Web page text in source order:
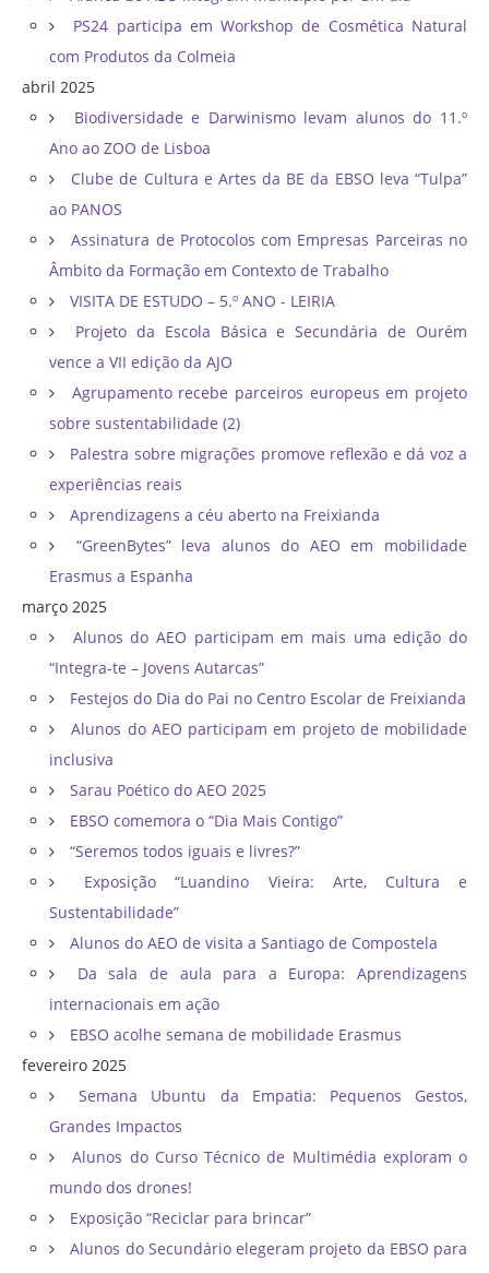
PS24 participa em Workshop de Cosmética Natural
com Produtos da Colmeia
abril 2025
Biodiversidade e Darwinismo levam alunos do 11.º
Ano ao ZOO de Lisboa
Clube de Cultura e Artes da BE da EBSO leva “Tulpa”
ao PANOS
Assinatura de Protocolos com Empresas Parceiras no
Âmbito da Formação em Contexto de Trabalho
VISITA DE ESTUDO – 5.º ANO - LEIRIA
Projeto da Escola Básica e Secundária de Ourém
vence a VII edição da AJO
Agrupamento recebe parceiros europeus em projeto
sobre sustentabilidade (2)
Palestra sobre migrações promove reflexão e dá voz a
experiências reais
Aprendizagens a céu aberto na Freixianda
“GreenBytes” leva alunos do AEO em mobilidade
Erasmus a Espanha
março 2025
Alunos do AEO participam em mais uma edição do
“Integra-te – Jovens Autarcas”
Festejos do Dia do Pai no Centro Escolar de Freixianda
Alunos do AEO participam em projeto de mobilidade
inclusiva
Sarau Poético do AEO 2025
EBSO comemora o “Dia Mais Contigo”
“Seremos todos iguais e livres?”
Exposição “Luandino Vieira: Arte, Cultura e
Sustentabilidade”
Alunos do AEO de visita a Santiago de Compostela
Da sala de aula para a Europa: Aprendizagens
internacionais em ação
EBSO acolhe semana de mobilidade Erasmus
fevereiro 2025
Semana Ubuntu da Empatia: Pequenos Gestos,
Grandes Impactos
Alunos do Curso Técnico de Multimédia exploram o
mundo dos drones!
Exposição “Reciclar para brincar”
Alunos do Secundário elegeram projeto da EBSO para